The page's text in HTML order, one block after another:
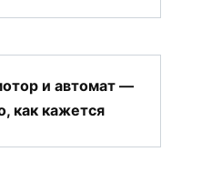
и автомат —
как кажется